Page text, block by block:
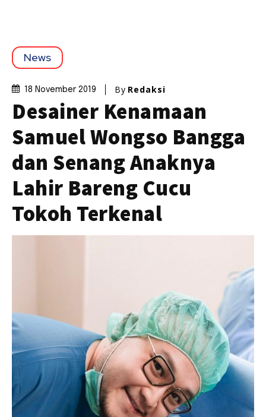
News
18 November 2019 By Redaksi
Desainer Kenamaan
Samuel Wongso Bangga
dan Senang Anaknya
Lahir Bareng Cucu
Tokoh Terkenal